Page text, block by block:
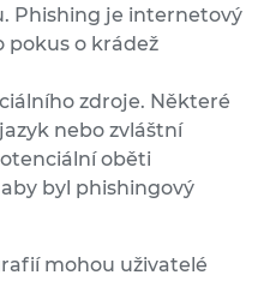
Phishing je internetový
pokus o krádež
zdroje. Některé
nebo zvláštní
oběti
byl phishingový
mohou uživatelé